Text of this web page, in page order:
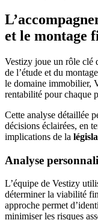
et le montage
Vestizy joue un rôle clé
de l’étude et du
le domaine immobilier,
rentabilité pour chaque
Cette analyse détaillée
décisions éclairées, en
implications de la
Analyse
L’équipe de Vestizy
déterminer la viabilité
approche permet
minimiser les risques